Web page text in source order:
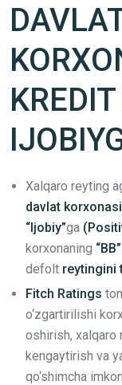
Xalqaro reyting
davlat korxonasi
“Ijobiy”ga
korxonaning “BB”
defolt reytingini
Fitch Ratings
o‘zgartirilishi
oshirish, xalqaro
kengaytirish va
qo‘shimcha